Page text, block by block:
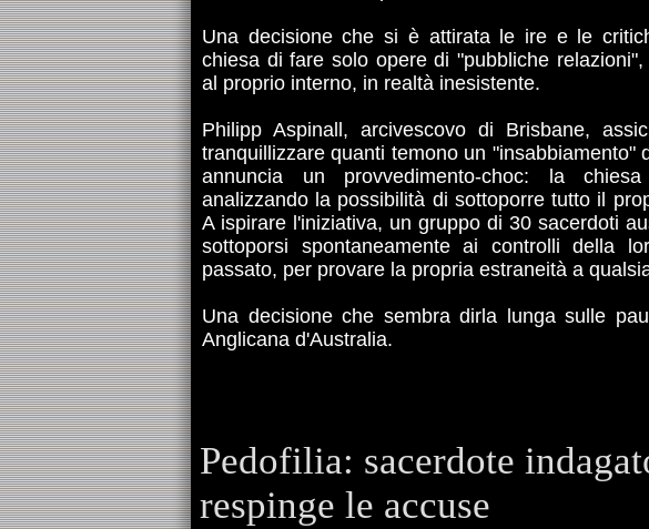
Una decisione che si è attirata le ire e le
chiesa di fare solo opere di "pubbliche
al proprio interno, in realtà inesistente.
Philipp Aspinall, arcivescovo di Brisbane,
tranquillizzare quanti temono un "insabbiamento"
annuncia un provvedimento-choc: la
analizzando la possibilità di sottoporre tutto il
A ispirare l'iniziativa, un gruppo di 30 sacerdoti
sottoporsi spontaneamente ai controlli della
passato, per provare la propria estraneità a
Una decisione che sembra dirla lunga sulle
Anglicana d'Australia.
Pedofilia: sacerdote
respinge le accuse